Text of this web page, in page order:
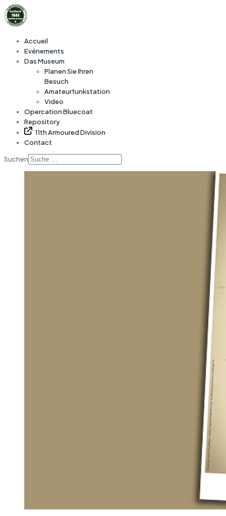
Accueil
Evénements
Das Museum
Planen Sie Ihren
Besuch
Amateurfunkstation
Video
Opercation Bluecoat
Repository
11th Armoured Division
Contact
Suchen